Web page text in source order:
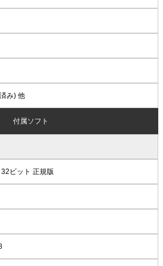
み) 他
付属ソフト
ビット 正規版